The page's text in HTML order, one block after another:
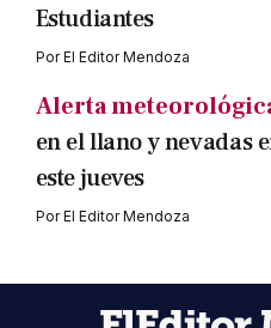
Estudiantes
PorEl Editor Mendoza
Alerta
en el llano y nevadas
este jueves
PorEl Editor Mendoza